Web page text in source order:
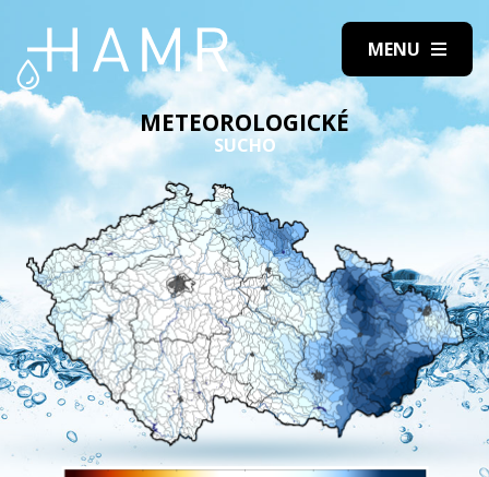
METEOROLOGICKÉ
SUCHO